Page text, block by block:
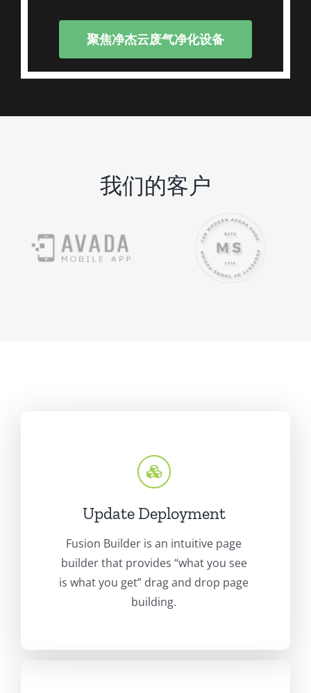
聚焦净杰云废气净化设备
我们的客户
Update Deployment
Fusion Builder is an intuitive page
builder that provides “what you see
is what you get” drag and drop page
building.